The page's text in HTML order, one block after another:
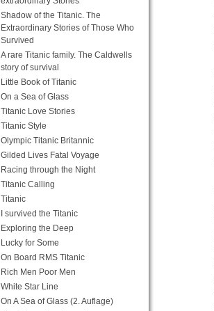
Shadow of the Titanic. The
Extraordinary Stories of Those Who
Survived
A rare Titanic family. The Caldwells
story of survival
Little Book of Titanic
On a Sea of Glass
Titanic Love Stories
Titanic Style
Olympic Titanic Britannic
Gilded Lives Fatal Voyage
Racing through the Night
Titanic Calling
Titanic
I survived the Titanic
Exploring the Deep
Lucky for Some
On Board RMS Titanic
Rich Men Poor Men
White Star Line
On A Sea of Glass (2. Auflage)